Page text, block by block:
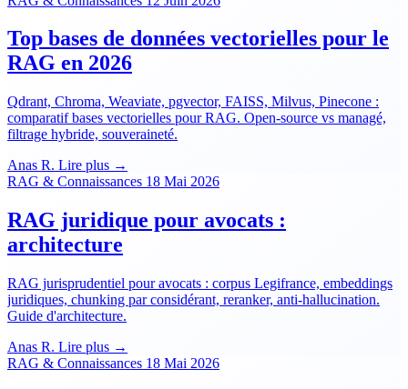
Top bases de données vectorielles pour le
RAG en 2026
Qdrant, Chroma, Weaviate, pgvector, FAISS, Milvus, Pinecone :
comparatif bases vectorielles pour RAG. Open-source vs managé,
filtrage hybride, souveraineté.
Anas R. Lire plus →
RAG & Connaissances 18 Mai 2026
RAG juridique pour avocats :
architecture
RAG jurisprudentiel pour avocats : corpus Legifrance, embeddings
juridiques, chunking par considérant, reranker, anti-hallucination.
Guide d'architecture.
Anas R. Lire plus →
RAG & Connaissances 18 Mai 2026